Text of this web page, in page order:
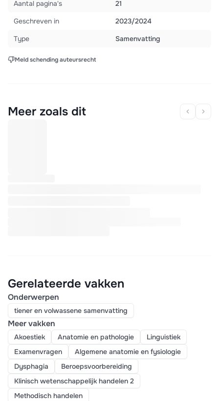
Aantal pagina's
21
Geschreven in
2023/2024
Type
Samenvatting
Meld schending auteursrecht
Meer zoals dit
Gerelateerde vakken
Onderwerpen
tiener en volwassene samenvatting
Meer vakken
Akoestiek Anatomie en pathologie
Linguistiek
Examenvragen
Algemene anatomie en fysiologie
Dysphagia
Beroepsvoorbereiding
Klinisch wetenschappelijk handelen 2
Methodisch handelen